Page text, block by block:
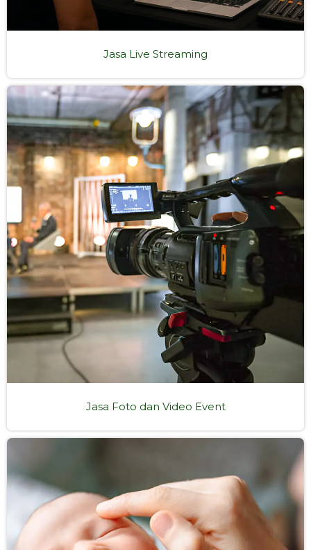
Jasa Live Streaming
Jasa Foto dan Video Event